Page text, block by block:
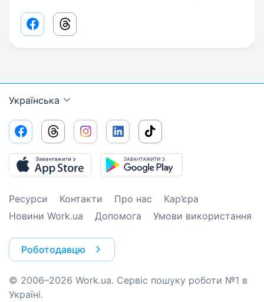
Facebook share link
Threads share link
Українська
Ресурси Контакти Про нас
Кар’єра
Новини Work.ua
Допомога Умови використання
Роботодавцю
© 2006–2026 Work.ua. Сервіс пошуку роботи №1 в
Україні.